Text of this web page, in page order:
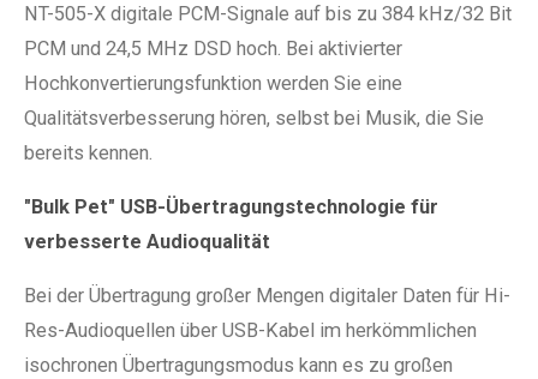
NT-505-X digitale PCM-Signale auf bis zu 384 kHz/32 Bit
PCM und 24,5 MHz DSD hoch. Bei aktivierter
Hochkonvertierungsfunktion werden Sie eine
Qualitätsverbesserung hören, selbst bei Musik, die Sie
bereits kennen.
"Bulk Pet" USB-Übertragungstechnologie für
verbesserte Audioqualität
Bei der Übertragung großer Mengen digitaler Daten für Hi-
Res-Audioquellen über USB-Kabel im herkömmlichen
isochronen Übertragungsmodus kann es zu großen